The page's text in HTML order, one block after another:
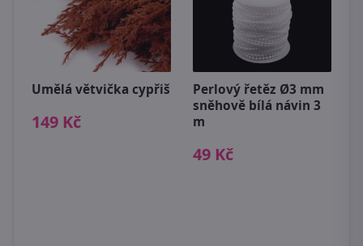
Umělá větvička cypřiš
149 Kč
Perlový řetěz Ø3 mm
sněhově bílá návin 3
m
49 Kč